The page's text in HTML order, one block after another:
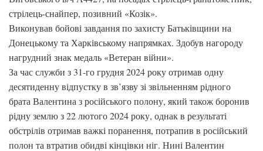
стрілець-снайпер, позивний «Козік».
Виконував бойові завдання по захисту Батьківщини на
Донецькому та Харківському напрямках. Здобув нагороду
нагрудний знак медаль «Ветеран війни».
За час служби з 31-го грудня 2024 року отримав одну
десятиденну відпустку в зв’язву зі звільненням рідного
брата Валентина з російського полону, який також боронив
рідну землю з 22 лютого 2024 року, однак в результаті
обстрілів отримав важкі поранення, потрапив в російський
полон та втратив обидві кінцівки ніг. Нині Валентин